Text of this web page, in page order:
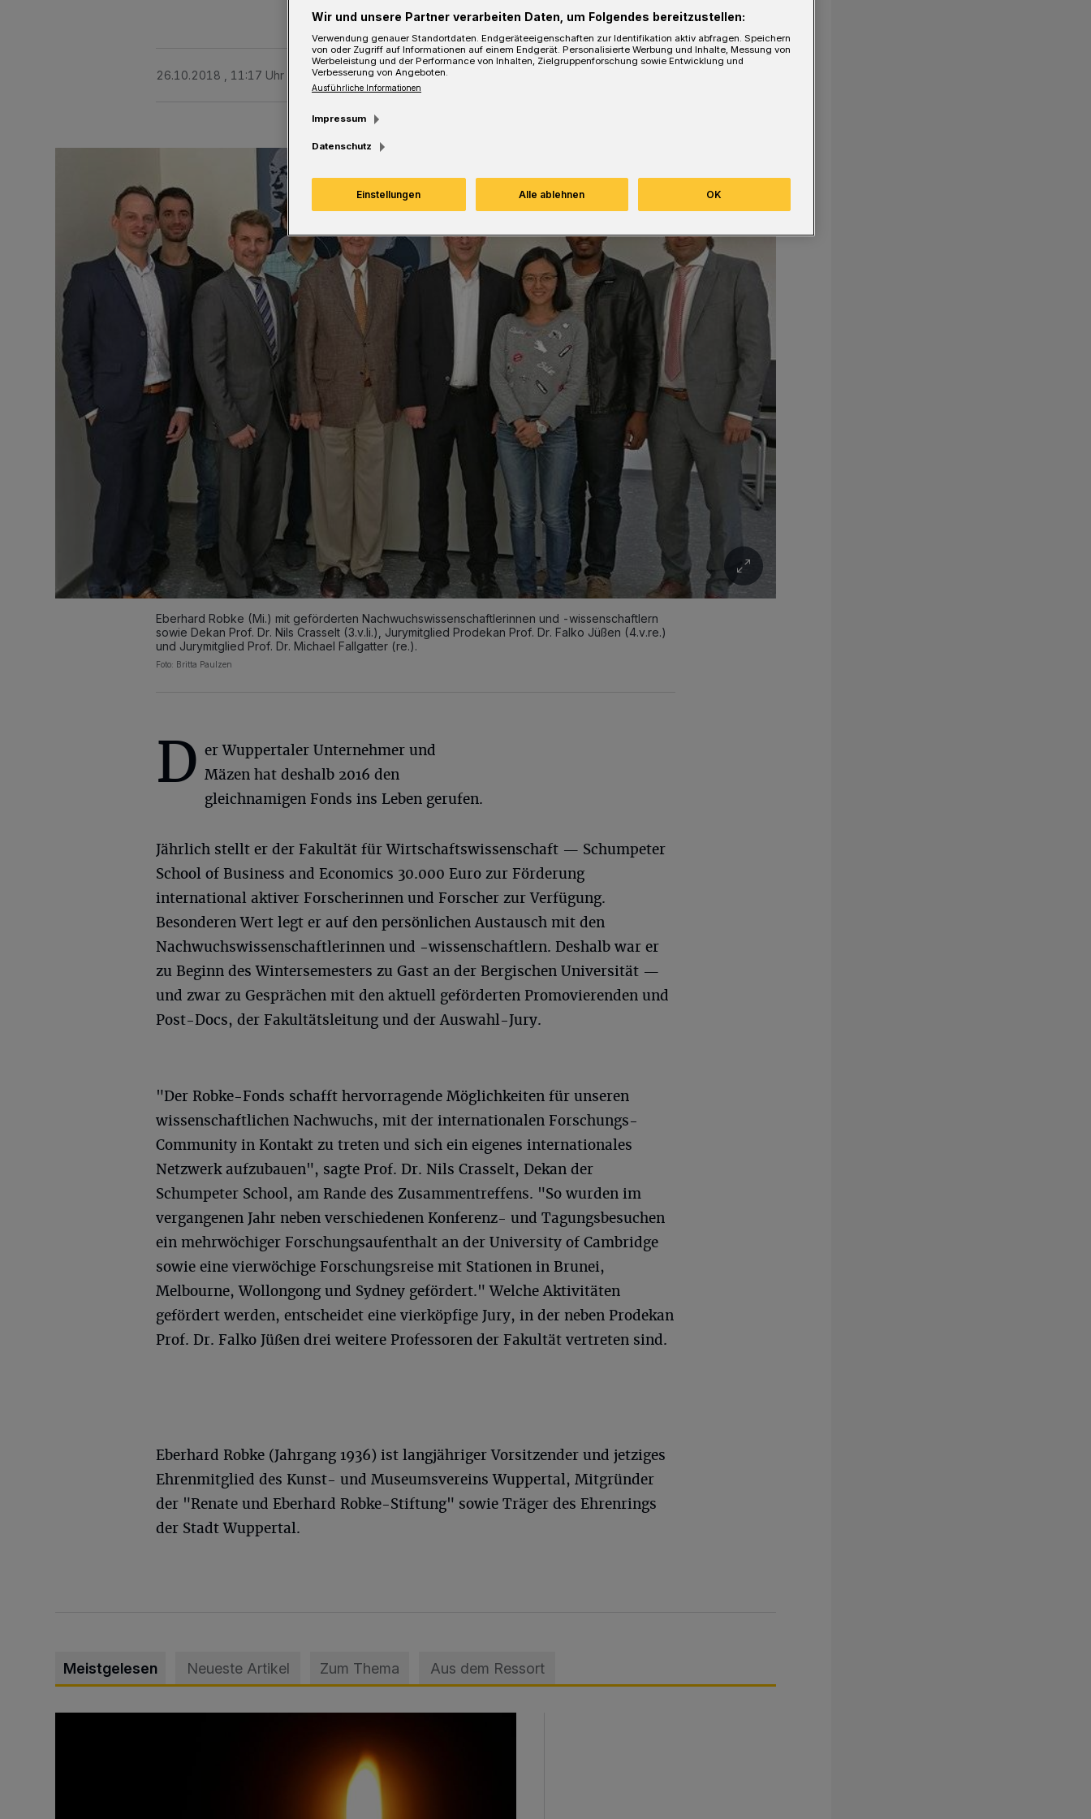
26.10.2018 , 11:17 Uhr Eine Minute Lesezeit
Eberhard Robke (Mi.) mit geförderten Nachwuchswissenschaftlerinnen und -wissenschaftlern
sowie Dekan Prof. Dr. Nils Crasselt (3.v.li.), Jurymitglied Prodekan Prof. Dr. Falko Jüßen (4.v.re.)
und Jurymitglied Prof. Dr. Michael Fallgatter (re.).
Foto: Britta Paulzen
D er Wuppertaler Unternehmer und
Mäzen hat deshalb 2016 den
gleichnamigen Fonds ins Leben gerufen.
Jährlich stellt er der Fakultät für Wirtschaftswissenschaft — Schumpeter
School of Business and Economics 30.000 Euro zur Förderung
international aktiver Forscherinnen und Forscher zur Verfügung.
Besonderen Wert legt er auf den persönlichen Austausch mit den
Nachwuchswissenschaftlerinnen und -wissenschaftlern. Deshalb war er
zu Beginn des Wintersemesters zu Gast an der Bergischen Universität —
und zwar zu Gesprächen mit den aktuell geförderten Promovierenden und
Post-Docs, der Fakultätsleitung und der Auswahl-Jury.
"Der Robke-Fonds schafft hervorragende Möglichkeiten für unseren
wissenschaftlichen Nachwuchs, mit der internationalen Forschungs-
Community in Kontakt zu treten und sich ein eigenes internationales
Netzwerk aufzubauen", sagte Prof. Dr. Nils Crasselt, Dekan der
Schumpeter School, am Rande des Zusammentreffens. "So wurden im
vergangenen Jahr neben verschiedenen Konferenz- und Tagungsbesuchen
ein mehrwöchiger Forschungsaufenthalt an der University of Cambridge
sowie eine vierwöchige Forschungsreise mit Stationen in Brunei,
Melbourne, Wollongong und Sydney gefördert." Welche Aktivitäten
gefördert werden, entscheidet eine vierköpfige Jury, in der neben Prodekan
Prof. Dr. Falko Jüßen drei weitere Professoren der Fakultät vertreten sind.
Eberhard Robke (Jahrgang 1936) ist langjähriger Vorsitzender und jetziges
Ehrenmitglied des Kunst- und Museumsvereins Wuppertal, Mitgründer
der "Renate und Eberhard Robke-Stiftung" sowie Träger des Ehrenrings
der Stadt Wuppertal.
Meistgelesen Neueste Artikel Zum Thema Aus dem Ressort
Wir und unsere Partner verarbeiten Daten, um Folgendes bereitzustellen:
Verwendung genauer Standortdaten. Endgeräteeigenschaften zur Identifikation aktiv abfragen. Speichern
von oder Zugriff auf Informationen auf einem Endgerät. Personalisierte Werbung und Inhalte, Messung von
Werbeleistung und der Performance von Inhalten, Zielgruppenforschung sowie Entwicklung und
Verbesserung von Angeboten.
Ausführliche Informationen
Impressum
Datenschutz
Einstellungen Alle ablehnen OK